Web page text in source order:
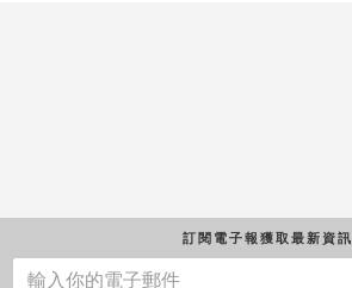
訂閱電子報獲取最新資訊